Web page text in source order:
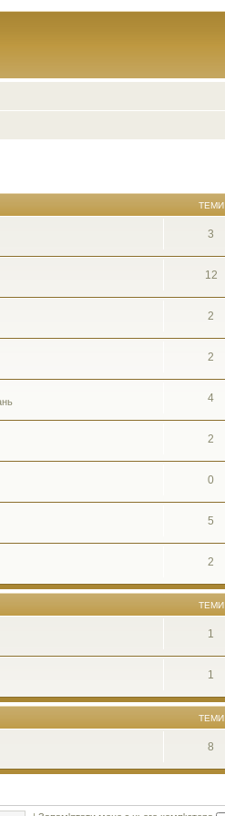
ТЕМИ
3
12
2
2
4
2
0
5
2
ТЕМИ
1
1
ТЕМИ
8